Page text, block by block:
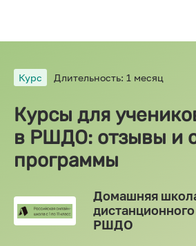
Курс Длительность: 1 месяц
Курсы для
в РШДО: отзывы и
программы
Домашняя
РШДО